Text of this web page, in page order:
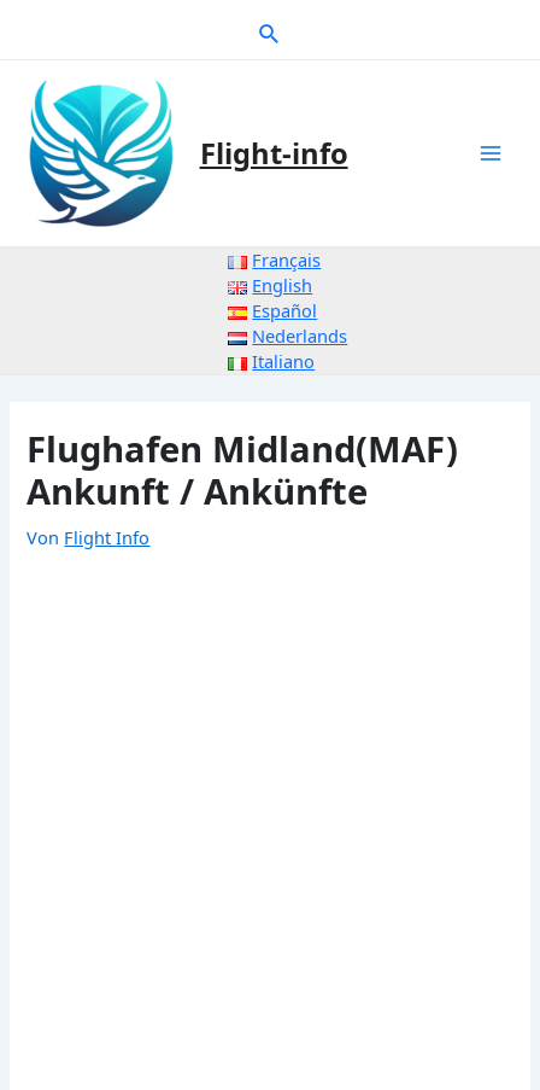
Suche
Flight-info
Français
English
Español
Nederlands
Italiano
Flughafen Midland(MAF)
Ankunft / Ankünfte
Von Flight Info